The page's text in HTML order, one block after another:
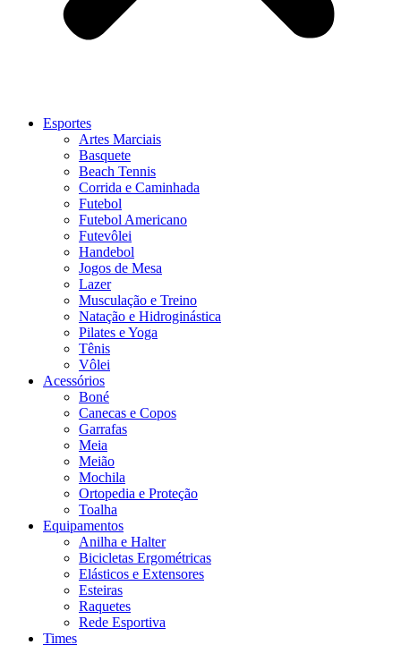
Esportes
Artes Marciais
Basquete
Beach Tennis
Corrida e Caminhada
Futebol
Futebol Americano
Futevôlei
Handebol
Jogos de Mesa
Lazer
Musculação e Treino
Natação e Hidroginástica
Pilates e Yoga
Tênis
Vôlei
Acessórios
Boné
Canecas e Copos
Garrafas
Meia
Meião
Mochila
Ortopedia e Proteção
Toalha
Equipamentos
Anilha e Halter
Bicicletas Ergométricas
Elásticos e Extensores
Esteiras
Raquetes
Rede Esportiva
Times